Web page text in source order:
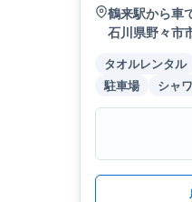
鶴来駅から車
石川県野々市
タオルレンタル
駐車場
シャ